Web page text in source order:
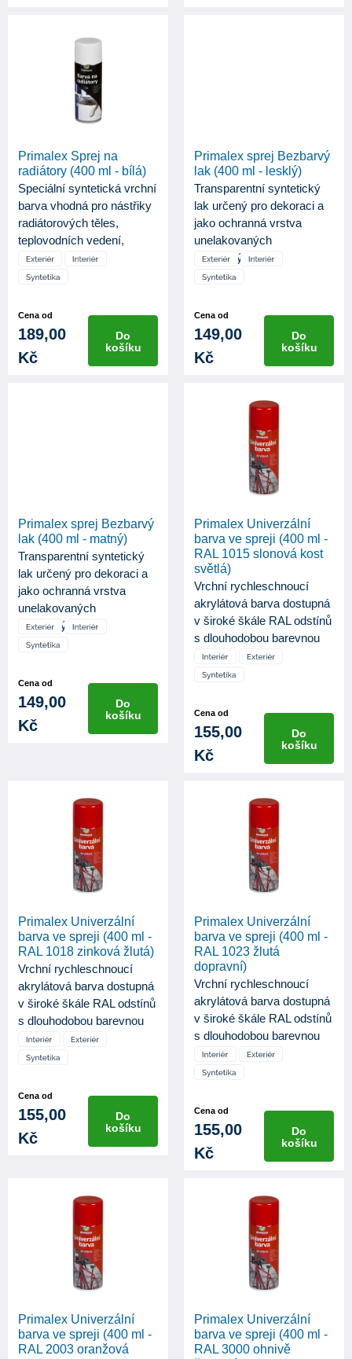
Primalex Sprej na
radiátory (400 ml - bílá)
Speciální syntetická vrchní
barva vhodná pro nástřiky
radiátorových těles,
teplovodních vedení,
konv...
Cena od
189,00
Kč
Do
košíku
Primalex sprej Bezbarvý
lak (400 ml - lesklý)
Transparentní syntetický
lak určený pro dekoraci a
jako ochranná vrstva
unelakovaných
ilakovaných po...
Cena od
149,00
Kč
Do
košíku
Primalex sprej Bezbarvý
lak (400 ml - matný)
Transparentní syntetický
lak určený pro dekoraci a
jako ochranná vrstva
unelakovaných
ilakovaných po...
Cena od
149,00
Kč
Do
košíku
Primalex Univerzální
barva ve spreji (400 ml -
RAL 1015 slonová kost
světlá)
Vrchní rychleschnoucí
akrylátová barva dostupná
v široké škále RAL odstínů
s dlouhodobou barevnou
st...
Cena od
155,00
Kč
Do
košíku
Primalex Univerzální
barva ve spreji (400 ml -
RAL 1018 zinková žlutá)
Vrchní rychleschnoucí
akrylátová barva dostupná
v široké škále RAL odstínů
s dlouhodobou barevnou
st...
Cena od
155,00
Kč
Do
košíku
Primalex Univerzální
barva ve spreji (400 ml -
RAL 1023 žlutá
dopravní)
Vrchní rychleschnoucí
akrylátová barva dostupná
v široké škále RAL odstínů
s dlouhodobou barevnou
st...
Cena od
155,00
Kč
Do
košíku
Primalex Univerzální
barva ve spreji (400 ml -
RAL 2003 oranžová
Primalex Univerzální
barva ve spreji (400 ml -
RAL 3000 ohnivě